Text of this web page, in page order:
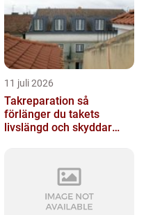
11 juli 2026
Takreparation så
förlänger du takets
livslängd och skyddar